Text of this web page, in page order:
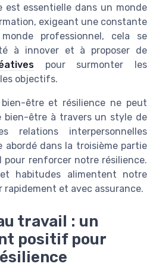
est essentielle dans un monde
exigeant une constante
professionnel, cela se
à innover et à proposer de
pour surmonter les
objectifs.
être et résilience ne peut
bien-être à travers un style de
interpersonnelles
abordé dans la troisième partie
renforcer notre résilience.
habitudes alimentent notre
rapidement et avec assurance.
travail : un
positif pour